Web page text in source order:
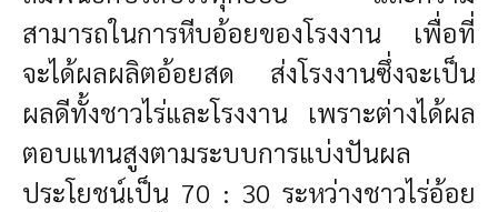
สามารถในการหีบอ้อยของโรงงาน เพื่อที่
จะได้ผลผลิตอ้อยสด ส่งโรงงานซึ่งจะเป็น
ผลดีทั้งชาวไร่และโรงงาน เพราะต่างได้ผล
ตอบแทนสูงตามระบบการแบ่งปันผล
ประโยชน์เป็น 70 : 30 ระหว่างชาวไร่อ้อย